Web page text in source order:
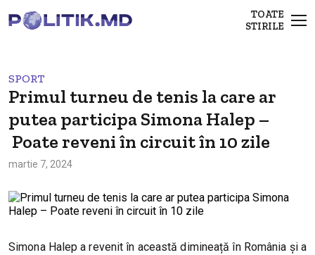
TOATE
STIRILE
SPORT
Primul turneu de tenis la care ar
putea participa Simona Halep –
Poate reveni în circuit în 10 zile
martie 7, 2024
Simona Halep a revenit în această dimineață în România și a